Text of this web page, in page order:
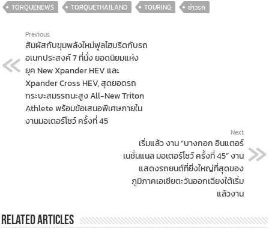
TORQUENEWS
TORQUETHAILAND TOURING ข่าวรถ
Previous
สัมผัสกับขุมพลังใหม่ฟูลไฮบริดกับรถ
อเนกประสงค์ 7 ที่นั่ง ยอดนิยมแห่ง
ยุค New Xpander HEV และ
Xpander Cross HEV, สุดยอดรถ
กระบะสมรรถนะสูง All-New Triton
Athlete พร้อมข้อเสนอพิเศษภายใน
งานมอเตอร์โชว์ ครั้งที่ 45
Next
เริ่มแล้ว งาน “บางกอก อินแตอร์
เนชั่นแนล มอเตอร์โชว์ ครั้งที่ 45” งาน
แสดงรถยนต์ที่ยิ่งใหญ่ที่สุดของ
ภูมิภาคเอเชียตะวันออกเฉียงใต้เริ่ม
แล้วงาน
Related Articles